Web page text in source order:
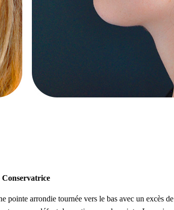
pointe arrondie tournée vers le bas avec un excès